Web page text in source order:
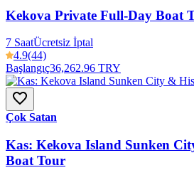
Kekova Private Full-Day Boat
7 SaatÜcretsiz İptal
4.9(44)
Başlangıç36,262.96 TRY
Çok Satan
Kas: Kekova Island Sunken
Boat Tour